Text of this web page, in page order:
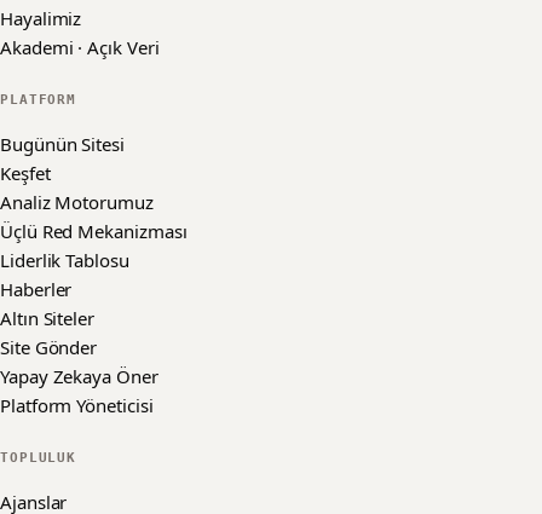
Hayalimiz
Akademi · Açık Veri
PLATFORM
Bugünün Sitesi
Keşfet
Analiz Motorumuz
Üçlü Red Mekanizması
Liderlik Tablosu
Haberler
Altın Siteler
Site Gönder
Yapay Zekaya Öner
Platform Yöneticisi
TOPLULUK
Ajanslar